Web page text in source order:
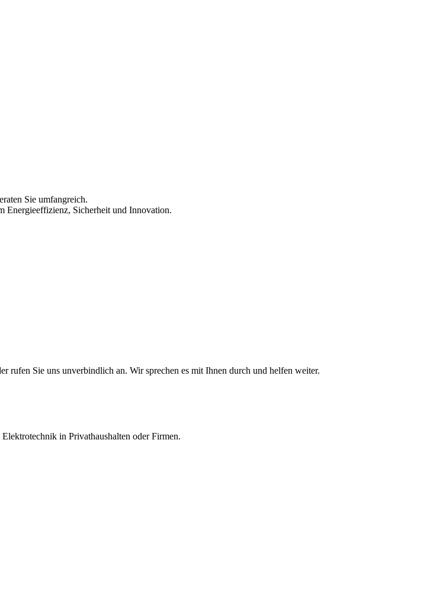
Sie umfangreich.
Energieeffizienz, Sicherheit und Innovation.
rufen Sie uns unverbindlich an. Wir sprechen es mit Ihnen durch und helfen weiter.
in Privathaushalten oder Firmen.